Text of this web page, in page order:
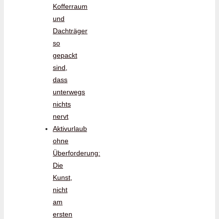
Kofferraum
und
Dachträger
so
gepackt
sind,
dass
unterwegs
nichts
nervt
Aktivurlaub
ohne
Überforderung:
Die
Kunst,
nicht
am
ersten